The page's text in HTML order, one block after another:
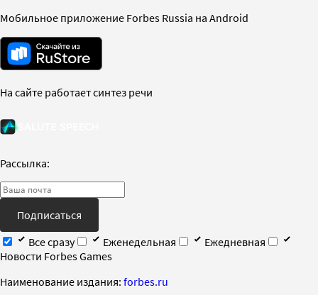
Мобильное приложение Forbes Russia на Android
На сайте работает синтез речи
Рассылка:
Подписаться
Все сразу
Еженедельная
Ежедневная
Новости Forbes Games
Наименование издания: forbes.ru